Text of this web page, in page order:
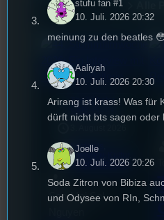
mic The Lobster
Café
Festivals
Interview
Veranstaltungen
Sao-Mai Sol
stufu fan #1
10. Juli. 2026 20:32
meinung zu den beatles
Aaliyah
10. Juli. 2026 20:30
Arirang ist krass! Was für
dürft nicht bts sagen oder
Joelle
10. Juli. 2026 20:26
Soda Zitron von Bibiza
und Odysee von RIn,